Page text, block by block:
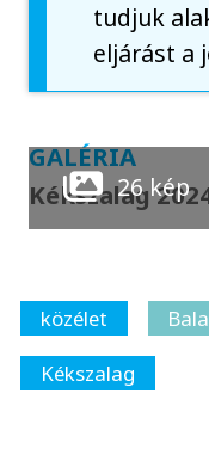
tudjuk
eljárást a
GALÉRIA
Kékszalag26 kép
közélet
Kékszalag